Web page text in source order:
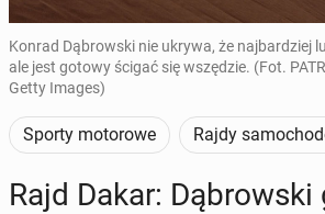
Konrad Dąbrowski nie ukrywa, że najbardziej
ale jest gotowy ścigać się wszędzie. (Fot.
Getty Images)
Sporty motorowe Rajdy
Rajd Dakar: